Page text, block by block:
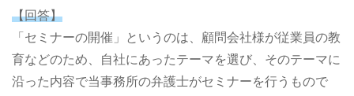
【回答】
「セミナーの開催」というのは、顧問会社様が従業員の教
育などのため、自社にあったテーマを選び、そのテーマに
沿った内容で当事務所の弁護士がセミナーを行うもので